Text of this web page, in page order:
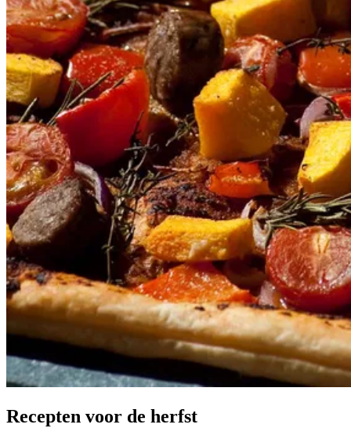
Recepten voor de herfst